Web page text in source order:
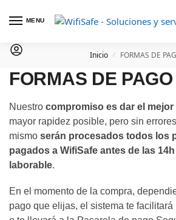
MENU
Inicio / FORMAS DE
FORMAS DE PAGO
Nuestro compromiso es dar el
mayor rapidez posible, pero sin
mismo serán procesados todos los
pagados a WifiSafe antes de las
laborable.
En el momento de la compra,
pago que elijas, el sistema te